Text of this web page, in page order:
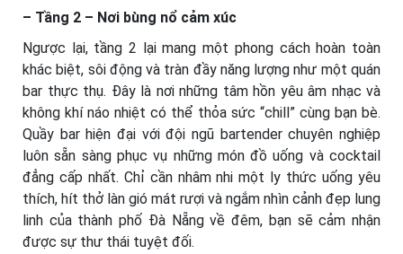
– Tầng 2 – Nơi bùng nổ cảm xúc
Ngược lại, tầng 2 lại mang một phong cách hoàn toàn
khác biệt, sôi động và tràn đầy năng lượng như một quán
bar thực thụ. Đây là nơi những tâm hồn yêu âm nhạc và
không khí náo nhiệt có thể thỏa sức “chill” cùng bạn bè.
Quầy bar hiện đại với đội ngũ bartender chuyên nghiệp
luôn sẵn sàng phục vụ những món đồ uống và cocktail
đẳng cấp nhất. Chỉ cần nhâm nhi một ly thức uống yêu
thích, hít thở làn gió mát rượi và ngắm nhìn cảnh đẹp lung
linh của thành phố Đà Nẵng về đêm, bạn sẽ cảm nhận
được sự thư thái tuyệt đối.